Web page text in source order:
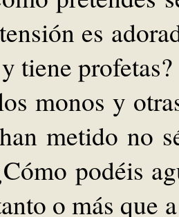
es
tiene
monos y
metido no
podéis
o más que